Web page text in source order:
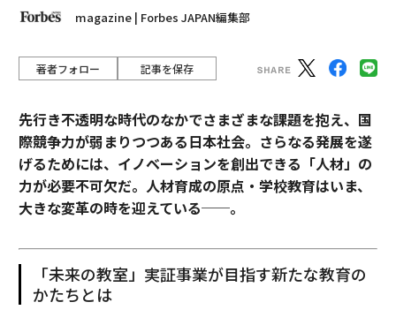
magazine | Forbes JAPAN編集部
著者フォロー 記事を保存
先行き不透明な時代のなかでさまざまな課題を抱え、国
際競争力が弱まりつつある日本社会。さらなる発展を遂
げるためには、イノベーションを創出できる「人材」の
力が必要不可欠だ。人材育成の原点・学校教育はいま、
大きな変革の時を迎えている──。
「未来の教室」実証事業が目指す新たな教育の
かたちとは